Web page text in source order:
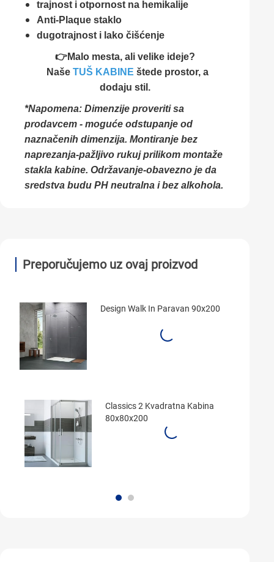
trajnost i otpornost na hemikalije
Anti-Plaque staklo
dugotrajnost i lako čišćenje
👉Malo mesta, ali velike ideje?
Naše TUŠ KABINE štede prostor, a
dodaju stil.
*Napomena: Dimenzije proveriti sa
prodavcem - moguće odstupanje od
naznačenih dimenzija. Montiranje bez
naprezanja-pažljivo rukuj prilikom montaže
stakla kabine. Održavanje-obavezno je da
sredstva budu PH neutralna i bez alkohola.
Preporučujemo uz ovaj proizvod
Design Walk In Paravan 90x200
Classics 2 Kvadratna Kabina
80x80x200